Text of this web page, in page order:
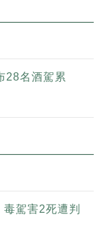
28名酒駕累
駕害2死遭判